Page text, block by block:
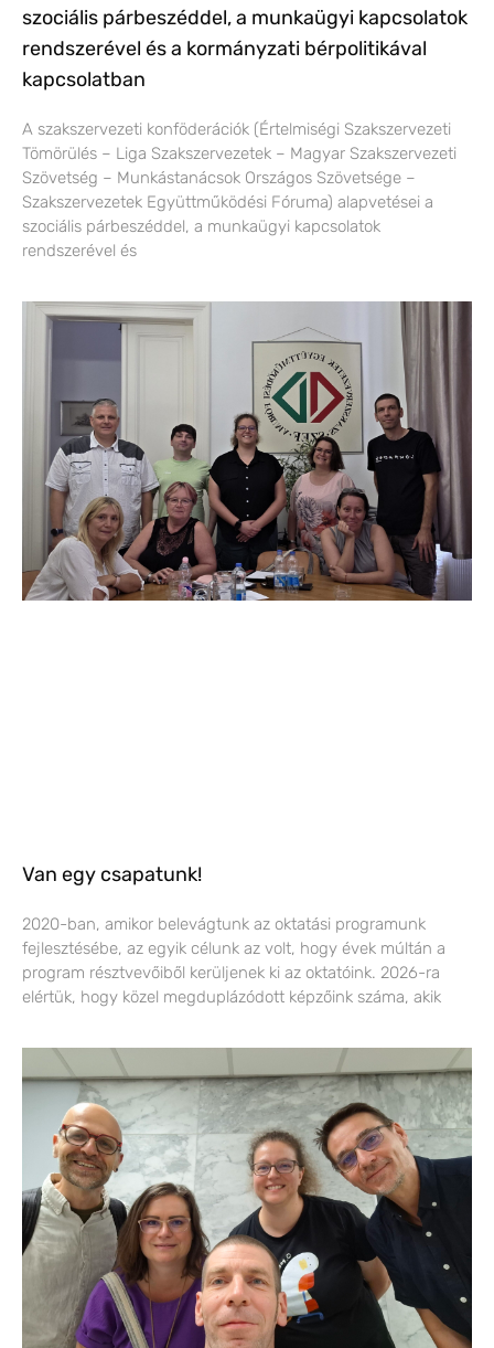
szociális párbeszéddel, a munkaügyi kapcsolatok
rendszerével és a kormányzati bérpolitikával
kapcsolatban
A szakszervezeti konföderációk (Értelmiségi Szakszervezeti
Tömörülés – Liga Szakszervezetek – Magyar Szakszervezeti
Szövetség – Munkástanácsok Országos Szövetsége –
Szakszervezetek Együttműködési Fóruma) alapvetései a
szociális párbeszéddel, a munkaügyi kapcsolatok
rendszerével és
Van egy csapatunk!
2020-ban, amikor belevágtunk az oktatási programunk
fejlesztésébe, az egyik célunk az volt, hogy évek múltán a
program résztvevőiből kerüljenek ki az oktatóink. 2026-ra
elértük, hogy közel megduplázódott képzőink száma, akik